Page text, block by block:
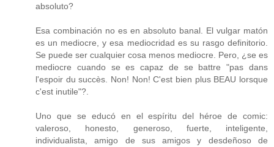
absoluto?
Esa combinación no es en absoluto banal. El vulgar matón
es un mediocre, y esa mediocridad es su rasgo definitorio.
Se puede ser cualquier cosa menos mediocre. Pero, ¿se es
mediocre cuando se es capaz de se battre "pas dans
l'espoir du succès. Non! Non! C'est bien plus BEAU lorsque
c'est inutile"?.
Uno que se educó en el espíritu del héroe de comic:
valeroso, honesto, generoso, fuerte, inteligente,
individualista, amigo de sus amigos y desdeñoso de